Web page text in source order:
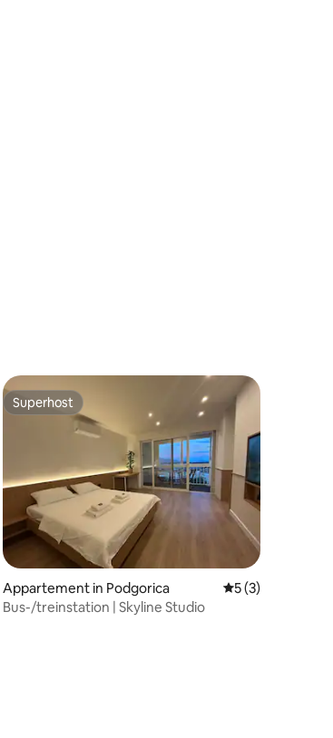
Superhost
Superhost
Appartement in Podgorica Gemiddelde
5 (3)
Bus-/treinstation | Skyline Studio